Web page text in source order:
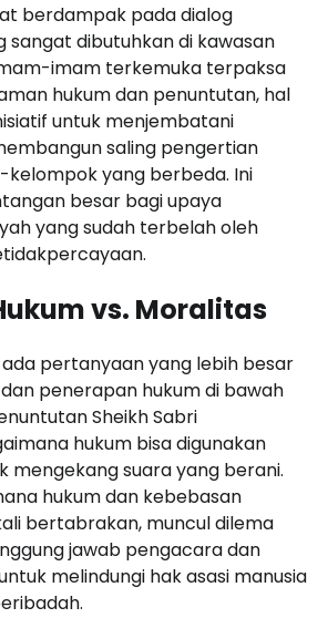
berdampak pada dialog
sangat dibutuhkan di kawasan
imam terkemuka terpaksa
hukum dan penuntutan, hal
untuk menjembatani
saling pengertian
yang berbeda. Ini
besar bagi upaya
yang sudah terbelah oleh
vs. Moralitas
pertanyaan yang lebih besar
penerapan hukum di bawah
Sheikh Sabri
hukum bisa digunakan
mengekang suara yang berani.
hukum dan kebebasan
bertabrakan, muncul dilema
jawab pengacara dan
melindungi hak asasi manusia